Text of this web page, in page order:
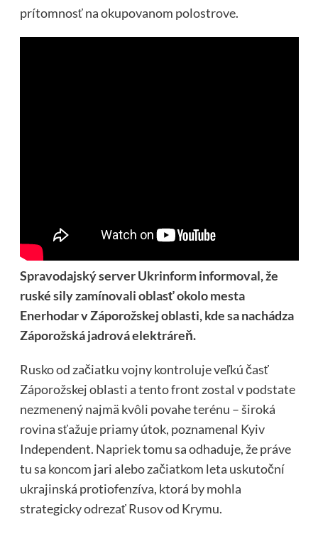
prítomnosť na okupovanom polostrove.
Spravodajský server Ukrinform informoval, že
ruské sily zamínovali oblasť okolo mesta
Enerhodar v Záporožskej oblasti, kde sa nachádza
Záporožská jadrová elektráreň.
Rusko od začiatku vojny kontroluje veľkú časť
Záporožskej oblasti a tento front zostal v podstate
nezmenený najmä kvôli povahe terénu – široká
rovina sťažuje priamy útok, poznamenal Kyiv
Independent. Napriek tomu sa odhaduje, že práve
tu sa koncom jari alebo začiatkom leta uskutoční
ukrajinská protiofenzíva, ktorá by mohla
strategicky odrezať Rusov od Krymu.